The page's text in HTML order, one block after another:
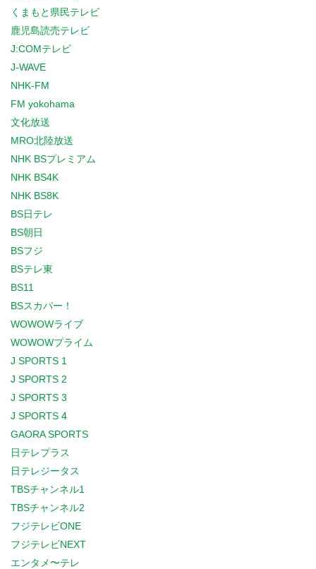
くまもと県民テレビ
鹿児島読売テレビ
J:COMテレビ
J-WAVE
NHK-FM
FM yokohama
文化放送
MRO北陸放送
NHK BSプレミアム
NHK BS4K
NHK BS8K
BS日テレ
BS朝日
BSフジ
BSテレ東
BS11
BSスカパー！
WOWOWライブ
WOWOWプライム
J SPORTS 1
J SPORTS 2
J SPORTS 3
J SPORTS 4
GAORA SPORTS
日テレプラス
日テレジータス
TBSチャンネル1
TBSチャンネル2
フジテレビONE
フジテレビNEXT
エンタメ〜テレ